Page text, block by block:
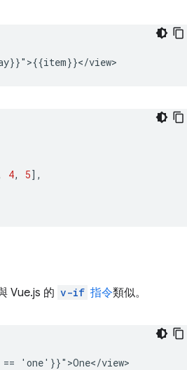
4, 5],
Vue.js 的 v-if 指令類似。
'one'}}">One</view>